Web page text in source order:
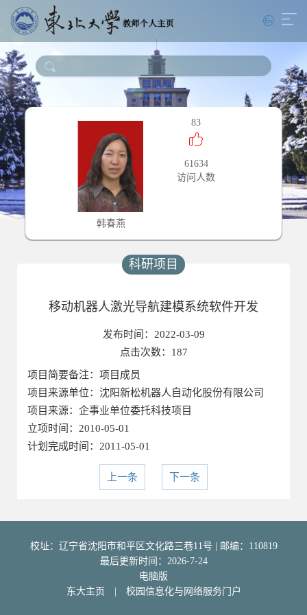
韩春燕
83
61634
访问人数
科研项目
移动机器人激光导航建模系统软件开发
发布时间： 2022-03-09
点击次数： 187
项目简要备注：项目成员
项目来源单位：沈阳新松机器人自动化股份有限公司
项目来源：企事业单位委托科技项目
立项时间：2010-05-01
计划完成时间：2011-05-01
上一条 下一条
校址：辽宁省沈阳市和平区文化路三巷11号 | 邮编：110819
最后更新时间： 2026-7-24
电脑版
东大主页
| 校园信息化与网络服务门户